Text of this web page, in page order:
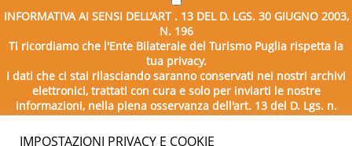
INFORMATIVA AI SENSI DELL’ART . 13 DEL D. LGS. 30 GIUGNO 2003,
N. 196
Ti ricordiamo che l'Ente Bilaterale del Turismo Puglia rispetta la
tua privacy.
I dati che ci stai rilasciando saranno conservati nei nostri archivi
elettronici, trattati con cura e solo per inviarti le nostre
informazioni, nella piena osservanza dell'art. 13 del D. Lgs. n.
196/2003.
IMPOSTAZIONI PRIVACY E COOKIE